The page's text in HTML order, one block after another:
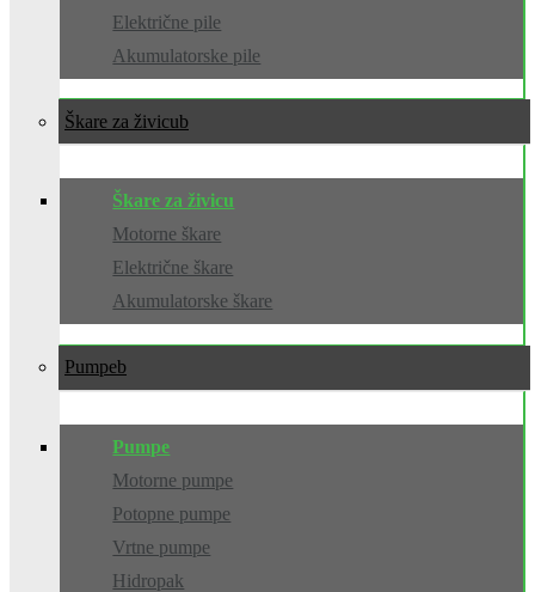
Električne pile
Akumulatorske pile
Škare za živicu
Škare za živicu
Motorne škare
Električne škare
Akumulatorske škare
Pumpe
Pumpe
Motorne pumpe
Potopne pumpe
Vrtne pumpe
Hidropak